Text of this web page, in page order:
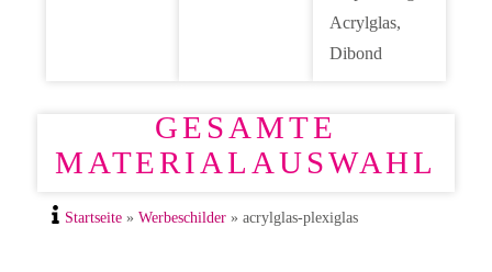
Acrylglas,
Dibond
GESAMTE
MATERIALAUSWAHL
Startseite »Werbeschilder »acrylglas-plexiglas